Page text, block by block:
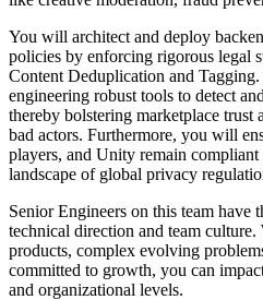
You will architect and deploy
policies by enforcing rigorous legal
Content Deduplication and
engineering robust tools to detect
thereby bolstering marketplace
bad actors. Furthermore, you will
players, and Unity remain
landscape of global privacy
Senior Engineers on this team have
technical direction and team
products, complex evolving
committed to growth, you can
and organizational levels.